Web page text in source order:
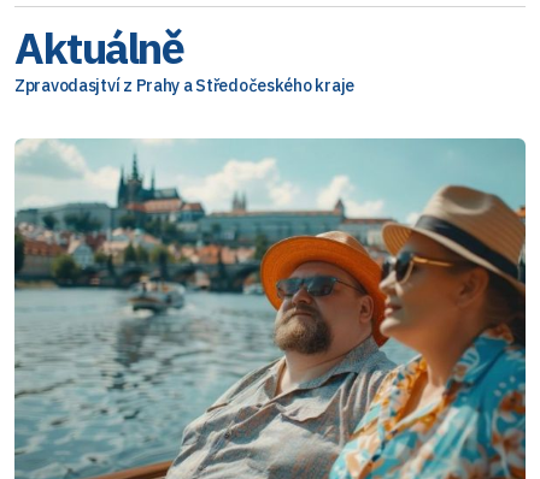
Aktuálně
Zpravodasjtví z Prahy a Středočeského kraje